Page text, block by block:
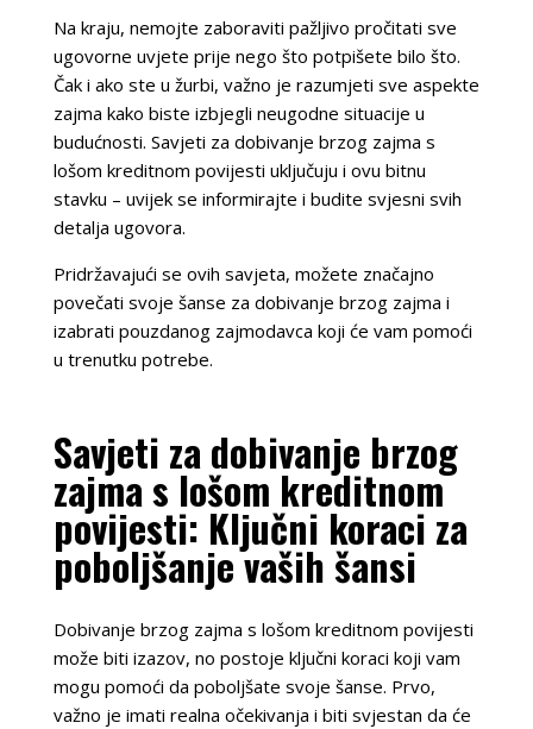
Na kraju, nemojte zaboraviti pažljivo pročitati sve
ugovorne uvjete prije nego što potpišete bilo što.
Čak i ako ste u žurbi, važno je razumjeti sve aspekte
zajma kako biste izbjegli neugodne situacije u
budućnosti. Savjeti za dobivanje brzog zajma s
lošom kreditnom povijesti uključuju i ovu bitnu
stavku – uvijek se informirajte i budite svjesni svih
detalja ugovora.
Pridržavajući se ovih savjeta, možete značajno
povečati svoje šanse za dobivanje brzog zajma i
izabrati pouzdanog zajmodavca koji će vam pomoći
u trenutku potrebe.
Savjeti za dobivanje brzog
zajma s lošom kreditnom
povijesti: Ključni koraci za
poboljšanje vaših šansi
Dobivanje brzog zajma s lošom kreditnom povijesti
može biti izazov, no postoje ključni koraci koji vam
mogu pomoći da poboljšate svoje šanse. Prvo,
važno je imati realna očekivanja i biti svjestan da će